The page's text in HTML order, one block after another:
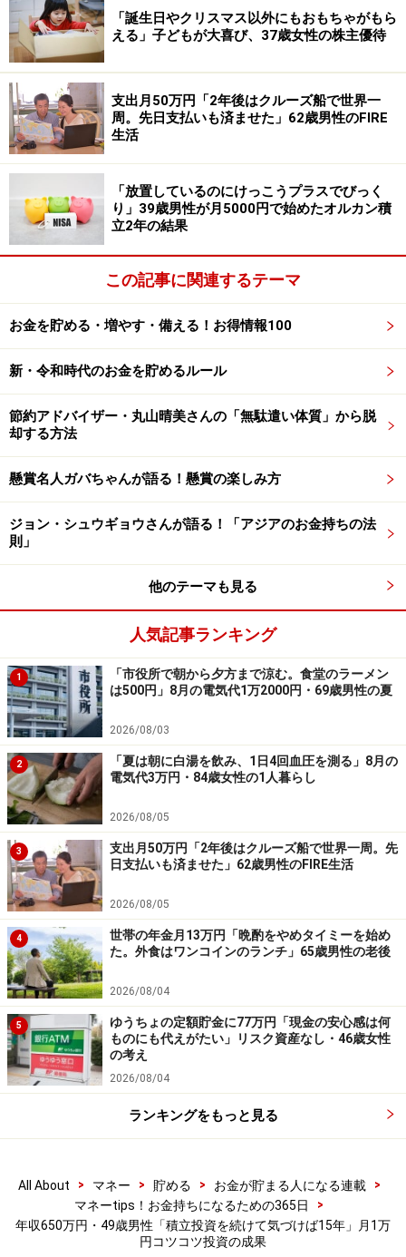
「ファンド開始の1年後に運用開始。少しずつではある
が順調にプラスに推移。一時期基準価額が下がる時期も
あったが、毎月積み立て続けて15年、約200万円の運用
益になっている。このファンドは大きなマイナスになる
こともなく、安心して増えていくのを見守ることができ
た」とあります。
49歳・年収650万円会社員男性の思う積立
投資のメリットや新NISAのプランは？
積立投資を始めてよかった点として、「20代のころ、株
だけの投資ではあまり実績として残すことができなかっ
たので、将来に向けて増やすことを意識して投信を始め
た。積立投資は一気に購入して基準価額が下がる不安な
どもなく、安心して見守ることができるのがよかった」
とコメント。
もともと「長続きせずに途中でやめてしまうことが多い
識」したそうで、「毎月1万円程度なので、途中でやめ
たくなることはなかった。定年までは続けたい」と言い
ます。
これから積立投資を始める人には、「毎月支出できる額
ど短期的な値動きは無視することが長期投資を成功させ
るポイントです。そのうち、短期的な動きは全く気にな
らなくなります」とアドバイス。
くわえて「長い目で見れば節税効果は大きいので、これ
から始めるのであれば、間違いなく新NISAを利用するの
がおすすめ」と語られていました。
※皆さんの投資エピソードを募集中です。エピソードの
採用でもれなくAmazonギフト券3000円分プレゼント
積立投資に関するエピソードの応募は
投資の成功体験エピソードの応募はこちらから
ーーーーーーーーーーーーーーーー
※本文カッコ内の回答者コメントは原文に準拠していま
す
※エピソードは投稿者の当時のものです。現在とはサー
ビスや金額などの情報が異なることがございます
※投稿エピソードのため、内容の正確性を保証するもの
ではございません
ございません。資産運用、投資はリスクを伴います。投
資に関する最終判断は、御自身の責任でお願いします
※記事内容は執筆時点のものです。最新の内容をご確認くださ
「誕生日やクリスマス以外にもおもちゃがもら
える」子どもが大喜び、37歳女性の株主優待
支出月50万円「2年後はクルーズ船で世界一
周。先日支払いも済ませた」62歳男性のFIRE
生活
「放置しているのにけっこうプラスでびっく
り」39歳男性が月5000円で始めたオルカン積
立2年の結果
この記事に関連するテーマ
お金を貯める・増やす・備える！お得情報100
新・令和時代のお金を貯めるルール
節約アドバイザー・丸山晴美さんの「無駄遣い体質」から脱
却する方法
懸賞名人ガバちゃんが語る！懸賞の楽しみ方
ジョン・シュウギョウさんが語る！「アジアのお金持ちの法
則」
他のテーマも見る
人気記事ランキング
1
「市役所で朝から夕方まで涼む。食堂のラーメン
は500円」8月の電気代1万2000円・69歳男性の夏
2026/08/03
2
「夏は朝に白湯を飲み、1日4回血圧を測る」8月の
電気代3万円・84歳女性の1人暮らし
2026/08/05
3
支出月50万円「2年後はクルーズ船で世界一周。先
日支払いも済ませた」62歳男性のFIRE生活
2026/08/05
4
世帯の年金月13万円「晩酌をやめタイミーを始め
た。外食はワンコインのランチ」65歳男性の老後
2026/08/04
5
ゆうちょの定額貯金に77万円「現金の安心感は何
ものにも代えがたい」リスク資産なし・46歳女性
の考え
2026/08/04
ランキングをもっと見る
All About > マネー > 貯める > お金が貯まる人になる連載
>
マネーtips！お金持ちになるための365日
>
年収650万円・49歳男性「積立投資を続けて気づけば15年」月1万
円コツコツ投資の成果